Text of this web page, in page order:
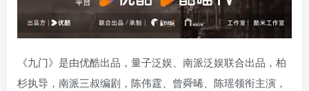
《九门》是由优酷出品，量子泛娱、南派泛娱联合出品，柏
杉执导，南派三叔编剧，陈伟霆、曾舜晞、陈瑶领衔主演，